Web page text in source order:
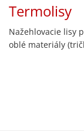
Termolisy
Nažehlovacie lisy
oblé materiály